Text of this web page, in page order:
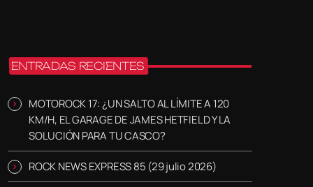
ENTRADAS RECIENTES
MOTOROCK 17: ¿UN SALTO AL LÍMITE A 120
KM/H, EL GARAGE DE JAMES HETFIELD Y LA
SOLUCIÓN PARA TU CASCO?
ROCK NEWS EXPRESS 85 (29 julio 2026)